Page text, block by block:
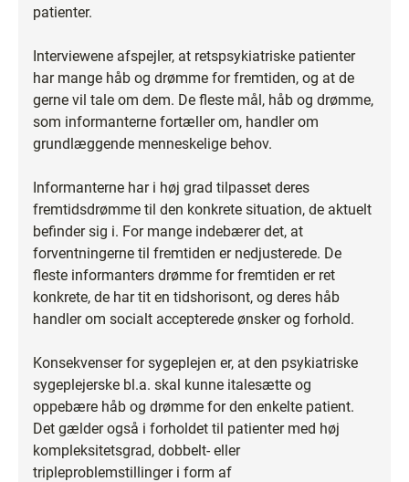
patienter.
Interviewene afspejler, at retspsykiatriske patienter
har mange håb og drømme for fremtiden, og at de
gerne vil tale om dem. De fleste mål, håb og drømme,
som informanterne fortæller om, handler om
grundlæggende menneskelige behov.
Informanterne har i høj grad tilpasset deres
fremtidsdrømme til den konkrete situation, de aktuelt
befinder sig i. For mange indebærer det, at
forventningerne til fremtiden er nedjusterede. De
fleste informanters drømme for fremtiden er ret
konkrete, de har tit en tidshorisont, og deres håb
handler om socialt accepterede ønsker og forhold.
Konsekvenser for sygeplejen er, at den psykiatriske
sygeplejerske bl.a. skal kunne italesætte og
oppebære håb og drømme for den enkelte patient.
Det gælder også i forholdet til patienter med høj
kompleksitetsgrad, dobbelt- eller
tripleproblemstillinger i form af